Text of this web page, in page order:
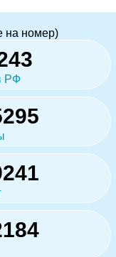
на номер)
РФ